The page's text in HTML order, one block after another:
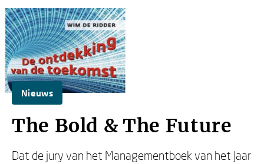
Nieuws
The Bold & The Future
Dat de jury van het Managementboek van het Jaar